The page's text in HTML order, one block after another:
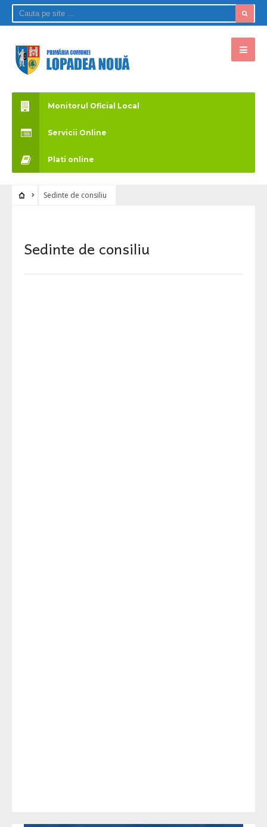
Monitorul Oficial Local
Servicii Online
Plati online
Sedinte de consiliu
Sedinte de consiliu